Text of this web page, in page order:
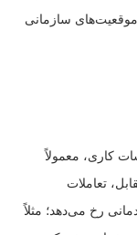
سازمانی
کاری، معمولاً
تعاملات
رخ می‌دهد؛ مثلاً